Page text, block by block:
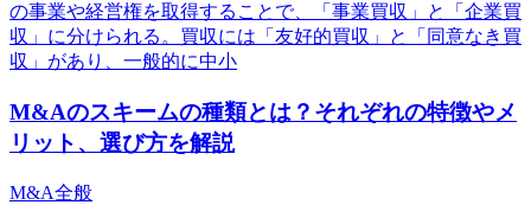
の事業や経営権を取得することで、「事業買収」と「企業買
収」に分けられる。買収には「友好的買収」と「同意なき買
収」があり、一般的に中小
M&Aのスキームの種類とは？それぞれの特徴やメ
リット、選び方を解説
M&A全般